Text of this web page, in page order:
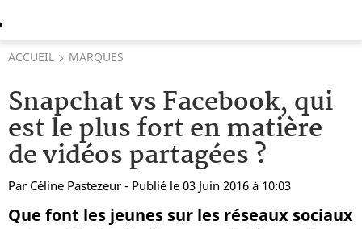
ACCUEIL MARQUES
Snapchat vs Facebook, qui
est le plus fort en matière
de vidéos partagées ?
Par Céline Pastezeur - Publié le 03 Juin 2016 à 10:03
Que font les jeunes sur les réseaux sociaux